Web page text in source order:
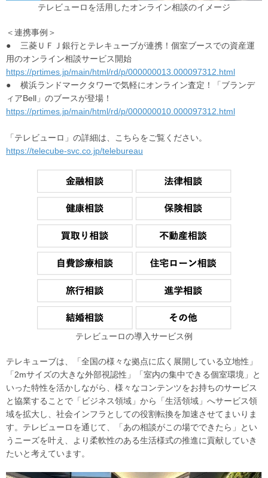
テレビューロを活用したオンライン相談のイメージ
＜連携事例＞
● 三菱ＵＦＪ銀行とテレキューブが連携！個室ブースでの資産運
用のオンライン相談サービス開始
https://prtimes.jp/main/html/rd/p/000000013.000097312.html
● 横浜ランドマークタワーで気軽にオンライン査定！「ブランデ
ィアBell」のブースが登場！
https://prtimes.jp/main/html/rd/p/000000010.000097312.html
「テレビューロ」の詳細は、こちらをご覧ください。
https://telecube-svc.co.jp/telebureau
テレビューロの導入サービス例
テレキューブは、「全国の様々な拠点に広く展開している立地性」
「2mサイズの大きな外部視認性」「室内の集中できる個室環境」と
いった特性を活かしながら、様々なコンテンツをお持ちのサービス
と協業することで「ビジネス領域」から「生活領域」へサービス領
域を拡大し、社会インフラとしての役割転換を加速させてまいりま
す。テレビューロを通じて、「あの相談がこの場でできたら」とい
うニーズを叶え、より柔軟性のある生活様式の推進に貢献していき
たいと考えています。